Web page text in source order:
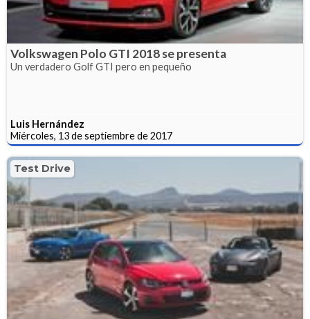
Volkswagen Polo GTI 2018 se presenta
Un verdadero Golf GTI pero en pequeño
Luis Hernández
Miércoles, 13 de septiembre de 2017
Test Drive